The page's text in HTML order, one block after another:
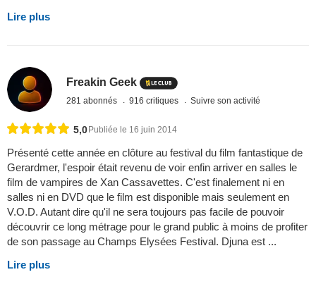
Lire plus
Freakin Geek
281 abonnés 916 critiques Suivre son activité
5,0 Publiée le 16 juin 2014
Présenté cette année en clôture au festival du film fantastique de
Gerardmer, l'espoir était revenu de voir enfin arriver en salles le
film de vampires de Xan Cassavettes. C'est finalement ni en
salles ni en DVD que le film est disponible mais seulement en
V.O.D. Autant dire qu'il ne sera toujours pas facile de pouvoir
découvrir ce long métrage pour le grand public à moins de profiter
de son passage au Champs Elysées Festival. Djuna est ...
Lire plus